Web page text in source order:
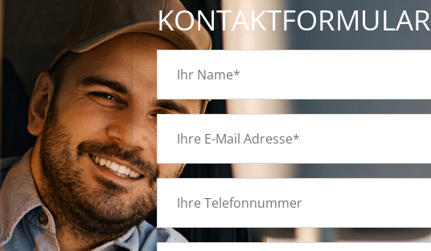
KONTAKTFORMULAR